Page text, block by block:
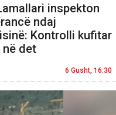
inspekton
ndaj
Kontrolli kufitar
në det
6 Gusht, 16:30